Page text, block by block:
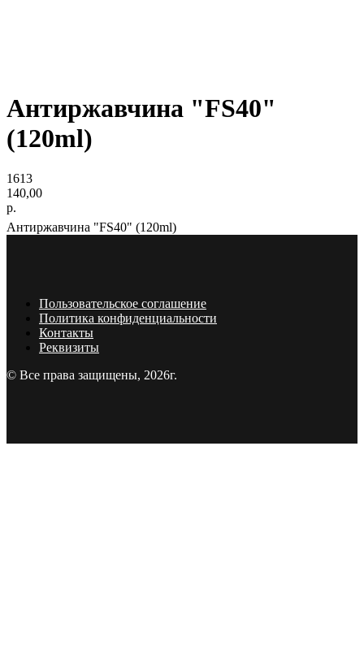
Антиржавчина "FS40"
(120ml)
1613
140,00
р.
Антиржавчина "FS40" (120ml)
Пользовательское соглашение
Политика конфиденциальности
Контакты
Реквизиты
© Все права защищены, 2026г.